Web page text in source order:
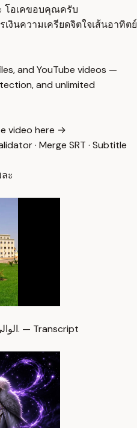
โอเคขอบคุณครับ
เงินความเครียดจิตใจเส้นอาทิตย์
and YouTube videos —
and unlimited
video here →
· Merge SRT · Subtitle
ะ
الوالي في القانون الإداري | الجزء الثاني. — Transcript